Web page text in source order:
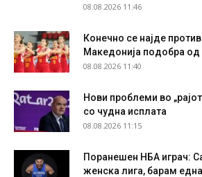
08.08.2026 11:46
Конечно се најде
Македонија подобра
08.08.2026 11:40
Нови проблеми во
со чудна исплата
08.08.2026 11:15
Поранешен НБА играч:
женска лига, барам